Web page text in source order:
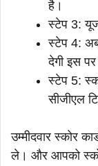
है।
स्टेप 3:
स्टेप 4: अब
देगी इस
स्टेप 5:
सीजीएल
उम्मीदवार स्कोर
ले। और आपको